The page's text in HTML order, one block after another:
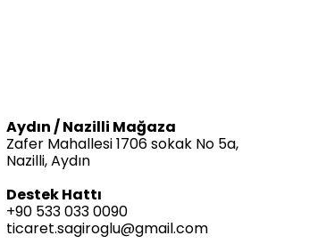
Aydın / Nazilli Mağaza
Zafer Mahallesi 1706 sokak No 5a,
Nazilli, Aydın
Destek Hattı
+90 533 033 0090
ticaret.sagiroglu@gmail.com